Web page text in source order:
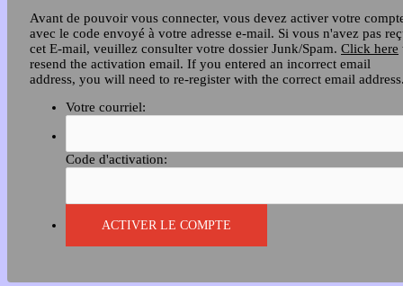
Avant de pouvoir vous connecter, vous devez activer votre
avec le code envoyé à votre adresse e-mail. Si vous n'avez pas
cet E-mail, veuillez consulter votre dossier Junk/Spam. Click here
resend the activation email. If you entered an incorrect email
address, you will need to re-register with the correct email
Votre courriel:
Code d'activation: